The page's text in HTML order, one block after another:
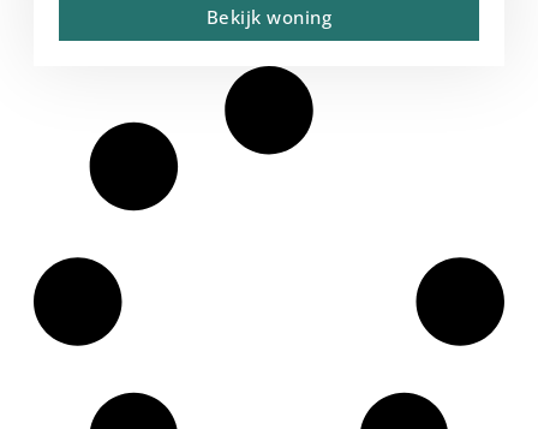
Bekijk woning